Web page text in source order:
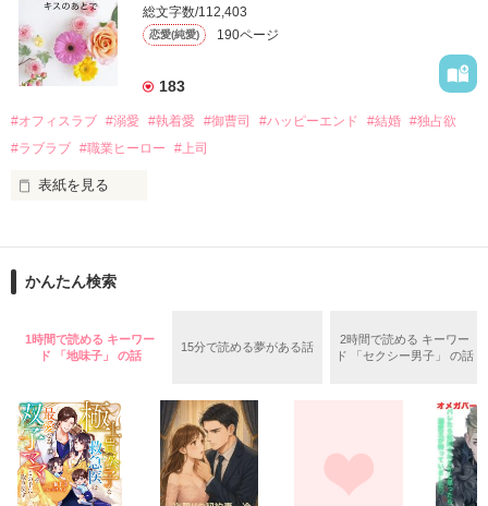
そんなある日、哲平は美桜がストーカー被害に
遭っていることを知る。
美桜を守るため、哲平は同居を提案してきて――。
夏木美桜(なつきみお)
鳴海哲平 (なるみてっぺい)
2026.6.5～2026.7.25
＊以前、公開していた話の改稿版です＊
作品を読む
なんと彼の正体は、とある財閥御曹司にも関わらず、一族を離
れて起業した新進気鋭の実業家、社内でも冷徹だと評判な社長
――御影恭司その人だったのだ――！
なぜか恭司から飼い猫の世話係を命じられた美桜は、猫の世
の関係となってしまい――？
総文字数/112,403
恋愛(純愛) 190ページ
183
#オフィスラブ #溺愛 #執着愛 #御曹司 #ハッピーエンド #結婚 #独占欲
#ラブラブ #職業ヒーロー #上司
表紙を見る
ションの企画戦略室で働いている。
めた、同期で恋人の石垣守（26）がいるのだが、後輩の姫原由
いた。
守と由羅から『便利屋雛子』と馬鹿にされ、一人こっそり泣い
た上、同居まで提案してきて──？
鷹哉『宜しくな、俺の雛子』🦅
雛子『俺の……ひぃ、雛子？！！！』🐥
かんたん検索
1時間で読める キーワー
ド 「地味子」 の話
15分で読める夢がある話
2時間で読める キーワー
ド 「セクシー男子」 の話